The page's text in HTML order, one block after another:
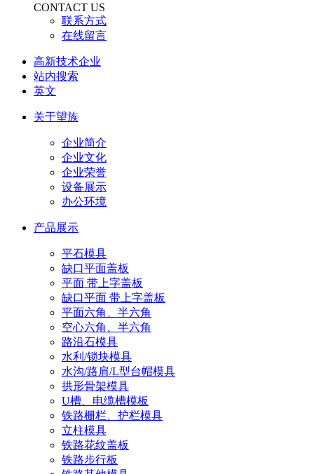
CONTACT US
联系方式
在线留言
高新技术企业
站内搜索
英文
关于望族
企业简介
企业文化
企业荣誉
设备展示
办公环境
产品展示
平石模具
缺口平面盖板
平面 带上字盖板
缺口平面 带上字盖板
平面六角、半六角
空心六角、半六角
路沿石模具
水利/锁块模具
水沟/路肩/L型台帽模具
拱形骨架模具
U槽、电缆槽模板
铁路栅栏、护栏模具
立柱模具
铁路花纹盖板
铁路步行板